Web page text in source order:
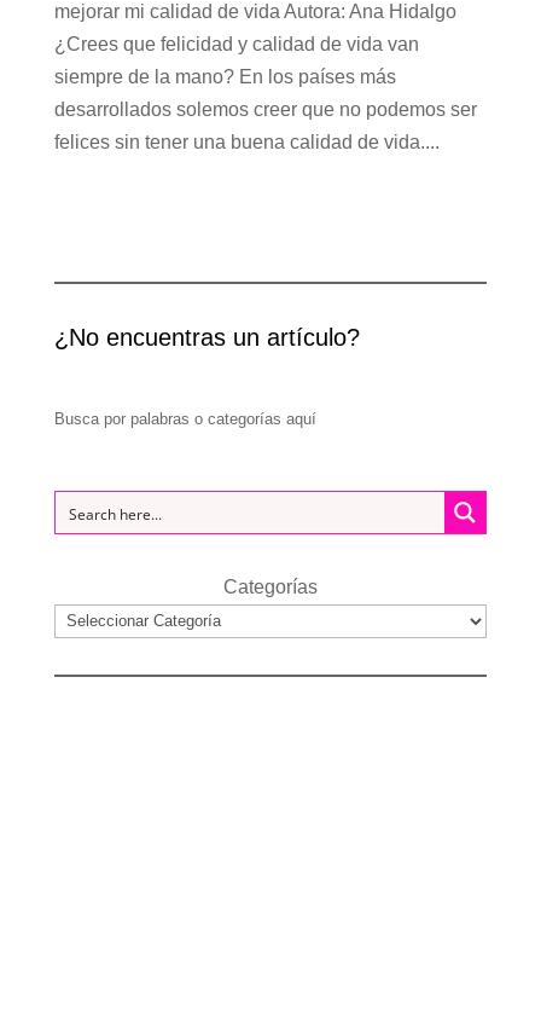
mejorar mi calidad de vida Autora: Ana Hidalgo
¿Crees que felicidad y calidad de vida van
siempre de la mano? En los países más
desarrollados solemos creer que no podemos ser
felices sin tener una buena calidad de vida....
¿No encuentras un artículo?
Busca por palabras o categorías aquí
Categorías